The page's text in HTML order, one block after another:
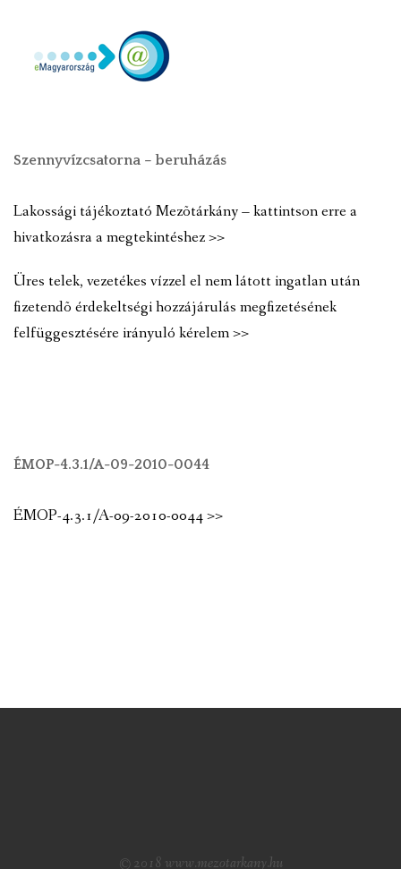
Szennyvízcsatorna – beruházás
Lakossági tájékoztató Mezõtárkány – kattintson erre a
hivatkozásra a megtekintéshez >>
Üres telek, vezetékes vízzel el nem látott ingatlan után
fizetendõ érdekeltségi hozzájárulás megfizetésének
felfüggesztésére irányuló kérelem >>
ÉMOP-4.3.1/A-09-2010-0044
ÉMOP-4.3.1/A-09-2010-0044 >>
© 2018 www.mezotarkany.hu